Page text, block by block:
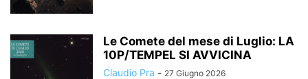
Le Comete del mese di Luglio: LA
10P/TEMPEL SI AVVICINA
Claudio Pra - 27 Giugno 2026